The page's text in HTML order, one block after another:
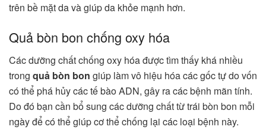
trên bề mặt da và giúp da khỏe mạnh hơn.
Quả bòn bon chống oxy hóa
Các dưỡng chất chống oxy hóa được tìm thấy khá nhiều
trong quả bòn bon giúp làm vô hiệu hóa các gốc tự do vốn
có thể phá hủy các tế bào ADN, gây ra các bệnh mãn tính.
Do đó bạn cần bổ sung các dưỡng chất từ trái bòn bon mỗi
ngày để có thể giúp cơ thể chống lại các loại bệnh này.